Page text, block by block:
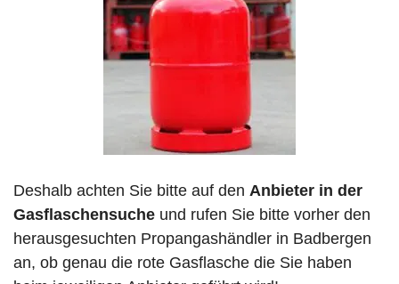
Deshalb achten Sie bitte auf den Anbieter in der
Gasflaschensuche und rufen Sie bitte vorher den
herausgesuchten Propangashändler in Badbergen
an, ob genau die rote Gasflasche die Sie haben